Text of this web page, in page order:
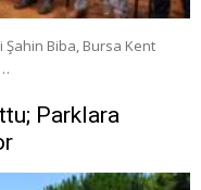
Biba, Bursa Kent
Parklara